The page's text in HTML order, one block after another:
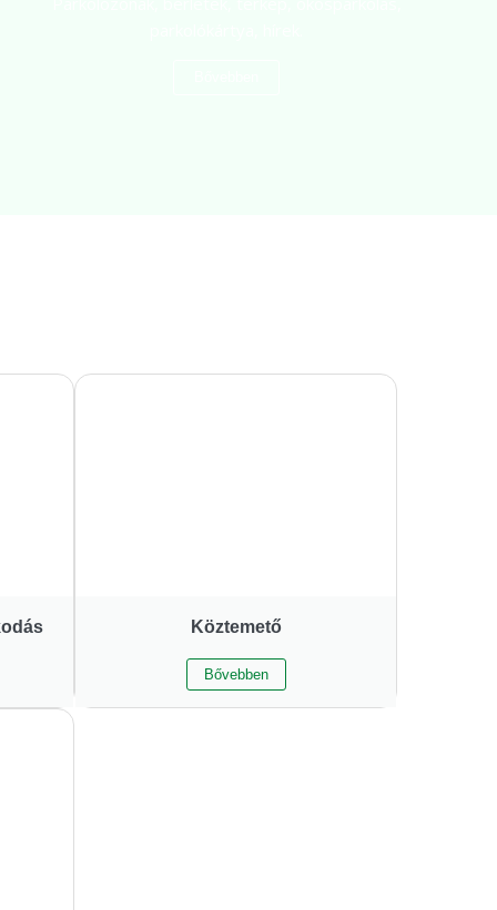
Köztemető
Bővebben